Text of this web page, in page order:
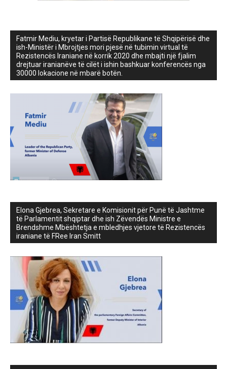
Fatmir Mediu, kryetar i Partisë Republikane të Shqipërisë dhe
ish-Ministër i Mbrojtjes mori pjesë në tubimin virtual të
Rezistencës Iraniane në korrik 2020 dhe mbajti një fjalim
drejtuar iranianëve të cilët i ishin bashkuar konferencës nga
30000 lokacione në mbarë botën.
Elona Gjebrea, Sekretare e Komisionit për Punë të Jashtme
të Parlamentit shqiptar dhe ish Zëvendës Ministre e
Brendshme Mbështetja e mbledhjes vjetore të Rezistencës
iraniane të FRee Iran Smitt